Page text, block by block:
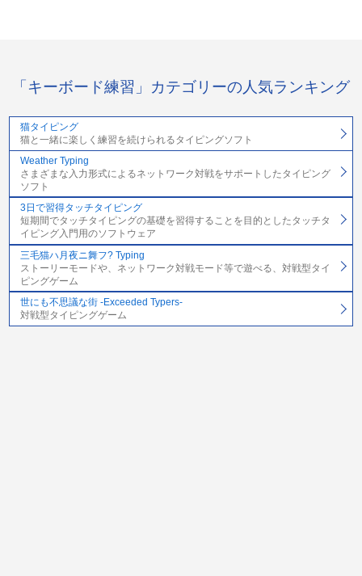
「キーボード練習」カテゴリーの人気ランキング
猫タイピング
猫と一緒に楽しく練習を続けられるタイピングソフト
Weather Typing
さまざまな入力形式によるネットワーク対戦をサポートしたタイピング
ソフト
3日で習得タッチタイピング
短期間でタッチタイピングの基礎を習得することを目的としたタッチタ
イピング入門用のソフトウェア
三毛猫ハ月夜ニ舞フ? Typing
ストーリーモードや、ネットワーク対戦モード等で遊べる、対戦型タイ
ピングゲーム
世にも不思議な街 -Exceeded Typers-
対戦型タイピングゲーム